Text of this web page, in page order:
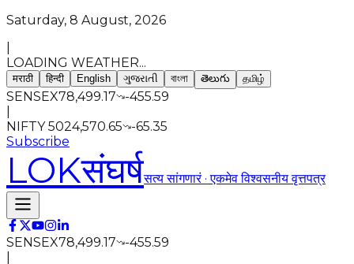
Saturday, 8 August, 2026
LOADING WEATHER...
मराठी हिन्दी English ગુજરાતી বাংলা తెలుగు தமிழ்
SENSEX78,499.17
-455.59
NIFTY 5024,570.65
-65.35
Subscribe
LOKसंघर्षसत्य सांगणारं · एकमेव विश्वसनीय वृत्तपत्र
SENSEX78,499.17
-455.59